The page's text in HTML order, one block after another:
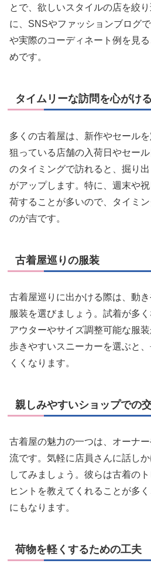
とで、欲しいスタイルの店を絞
に、SNSやファッションブログ
や実際のコーディネート例を見
めです。
タイムリーな訪問を心がける
多くの古着屋は、新作やセール
狙っている店舗の入荷日やセー
のタイミングで訪れると、掘り
がアップします。特に、週末や
荷することが多いので、タイミ
のが吉です。
古着屋巡りの服装
古着屋巡りに出かける際は、動
服装を選びましょう。試着が多
アウターやサイズ調整可能な服
歩きやすいスニーカーを選ぶと
くくなります。
親しみやすいショップでの
古着屋の魅力の一つは、オーナ
流です。気軽に店員さんに話し
してみましょう。彼らは古着の
ヒントを教えてくれることが多
にもなります。
荷物を軽くするための工夫